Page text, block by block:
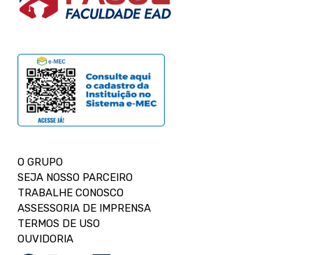
O GRUPO
SEJA NOSSO PARCEIRO
TRABALHE CONOSCO
ASSESSORIA DE IMPRENSA
TERMOS DE USO
OUVIDORIA